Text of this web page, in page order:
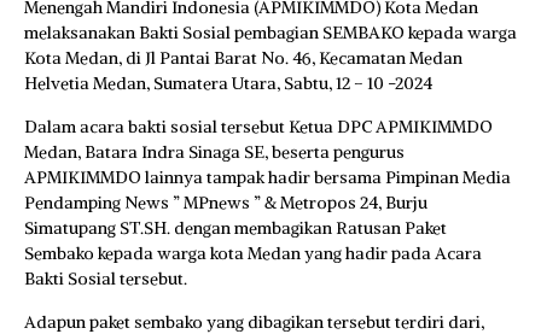
Menengah Mandiri Indonesia (APMIKIMMDO) Kota Medan
melaksanakan Bakti Sosial pembagian SEMBAKO kepada warga
Kota Medan, di Jl Pantai Barat No. 46, Kecamatan Medan
Helvetia Medan, Sumatera Utara, Sabtu, 12 – 10 -2024
Dalam acara bakti sosial tersebut Ketua DPC APMIKIMMDO
Medan, Batara Indra Sinaga SE, beserta pengurus
APMIKIMMDO lainnya tampak hadir bersama Pimpinan Media
Pendamping News ” MPnews ” & Metropos 24, Burju
Simatupang ST.SH. dengan membagikan Ratusan Paket
Sembako kepada warga kota Medan yang hadir pada Acara
Bakti Sosial tersebut.
Adapun paket sembako yang dibagikan tersebut terdiri dari,